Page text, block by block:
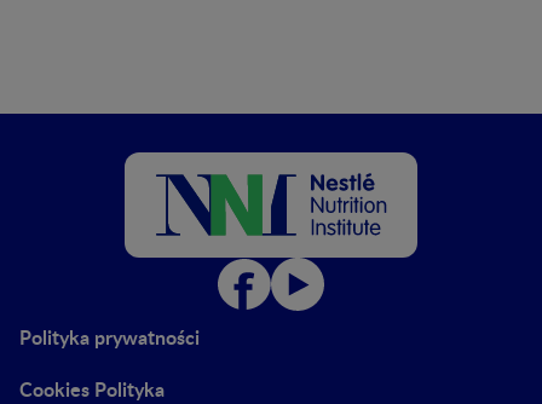
Polityka prywatności
Cookies Polityka